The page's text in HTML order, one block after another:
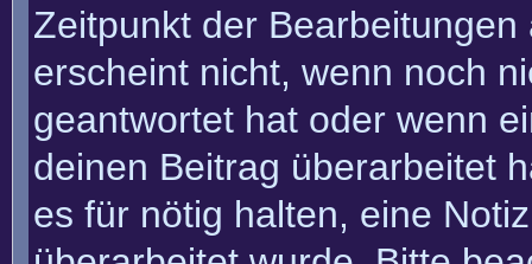
Zeitpunkt der
erscheint nicht, wenn noch
geantwortet hat oder wenn
deinen Beitrag überarbeitet
es für nötig halten, eine